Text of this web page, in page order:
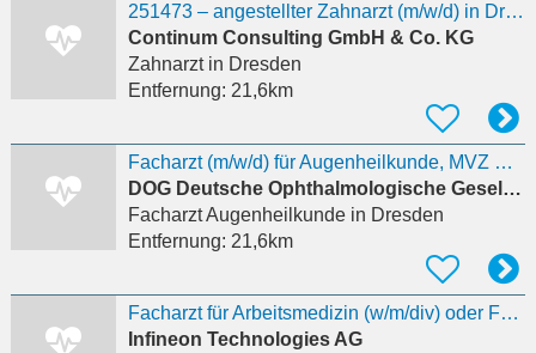
251473 – angestellter Zahnarzt (m/w/d) in Dresden gesucht
Continum Consulting GmbH & Co. KG
Zahnarztin Dresden
Entfernung: 21,6km
Facharzt (m/w/d) für Augenheilkunde, MVZ Hainichen und Dresden
DOG Deutsche Ophthalmologische Gesellschaft
Facharzt Augenheilkundein Dresden
Entfernung: 21,6km
Facharzt für Arbeitsmedizin (w/m/div) oder Facharzt mit Zusatzbezeichnung Betriebsmedizin (w/m/div)
Infineon Technologies AG